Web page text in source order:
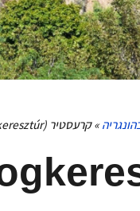
»קרעסטיר (Bodrogkeresztúr) – העיירה של הרבי ישעיה